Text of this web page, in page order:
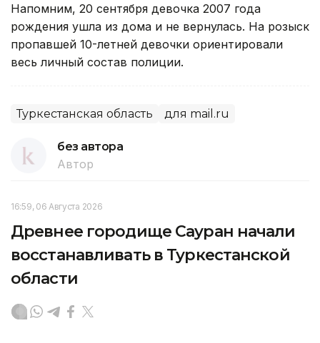
Напомним, 20 сентября девочка 2007 года
рождения ушла из дома и не вернулась. На розыск
пропавшей 10-летней девочки ориентировали
весь личный состав полиции.
Туркестанская область для mail.ru
без автора
Автор
16:59, 06 Августа 2026
Древнее городище Сауран начали
восстанавливать в Туркестанской
области